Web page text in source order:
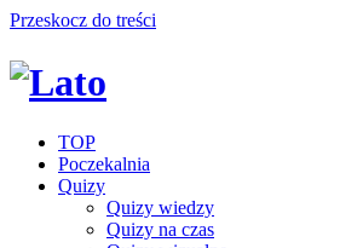
Przeskocz do treści
TOP
Poczekalnia
Quizy
Quizy wiedzy
Quizy na czas